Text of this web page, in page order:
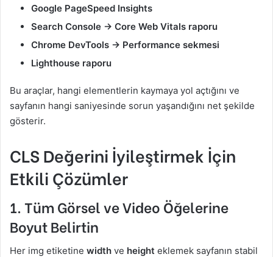
Google PageSpeed Insights
Search Console → Core Web Vitals raporu
Chrome DevTools → Performance sekmesi
Lighthouse raporu
Bu araçlar, hangi elementlerin kaymaya yol açtığını ve
sayfanın hangi saniyesinde sorun yaşandığını net şekilde
gösterir.
CLS Değerini İyileştirmek İçin
Etkili Çözümler
1. Tüm Görsel ve Video Öğelerine
Boyut Belirtin
Her img etiketine width ve height eklemek sayfanın stabil